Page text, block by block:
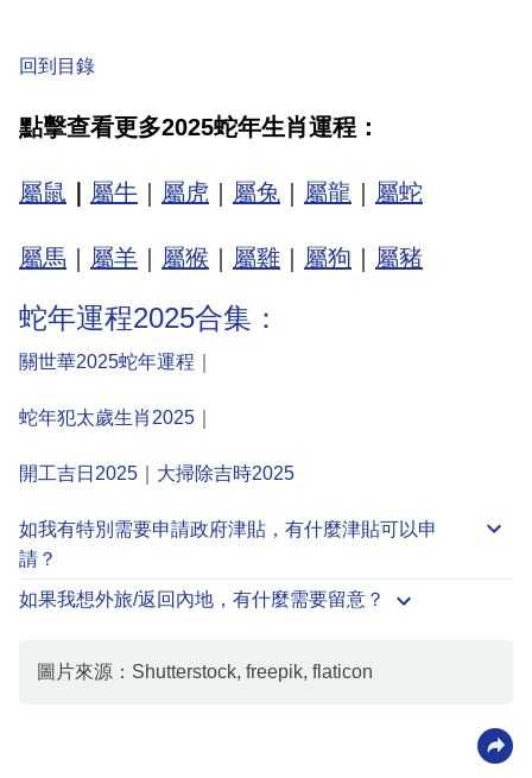
回到目錄
點擊查看更多2025蛇年生肖運程：
屬鼠 ｜ 屬牛 ｜ 屬虎 ｜ 屬兔 ｜ 屬龍 ｜ 屬蛇
屬馬 ｜ 屬羊 ｜ 屬猴 ｜ 屬雞 ｜ 屬狗 ｜ 屬豬
蛇年運程2025合集：
關世華2025蛇年運程
蛇年犯太歲生肖2025
開工吉日2025 大掃除吉時2025
如我有特別需要申請政府津貼 ，有什麼津貼可以申
請？
如果我想外旅/返回內地，有什麼需要留意？
圖片來源：Shutterstock, freepik, flaticon